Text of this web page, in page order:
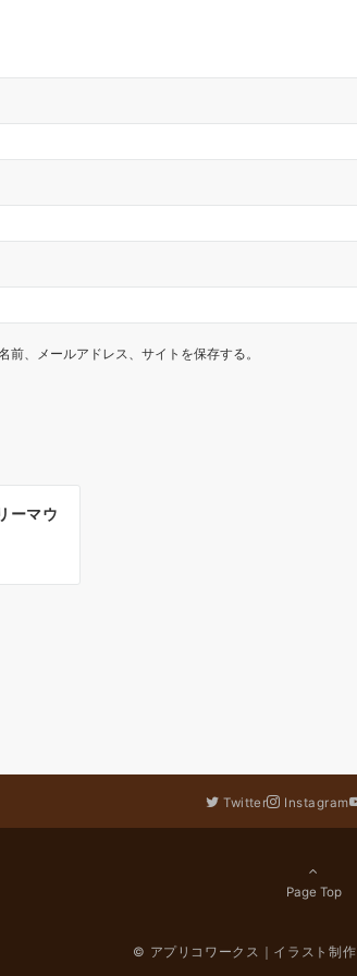
、メールアドレス、サイトを保存する。
ーマウ
Twitter Instagram
Page Top
© アプリコワークス｜イラスト制作